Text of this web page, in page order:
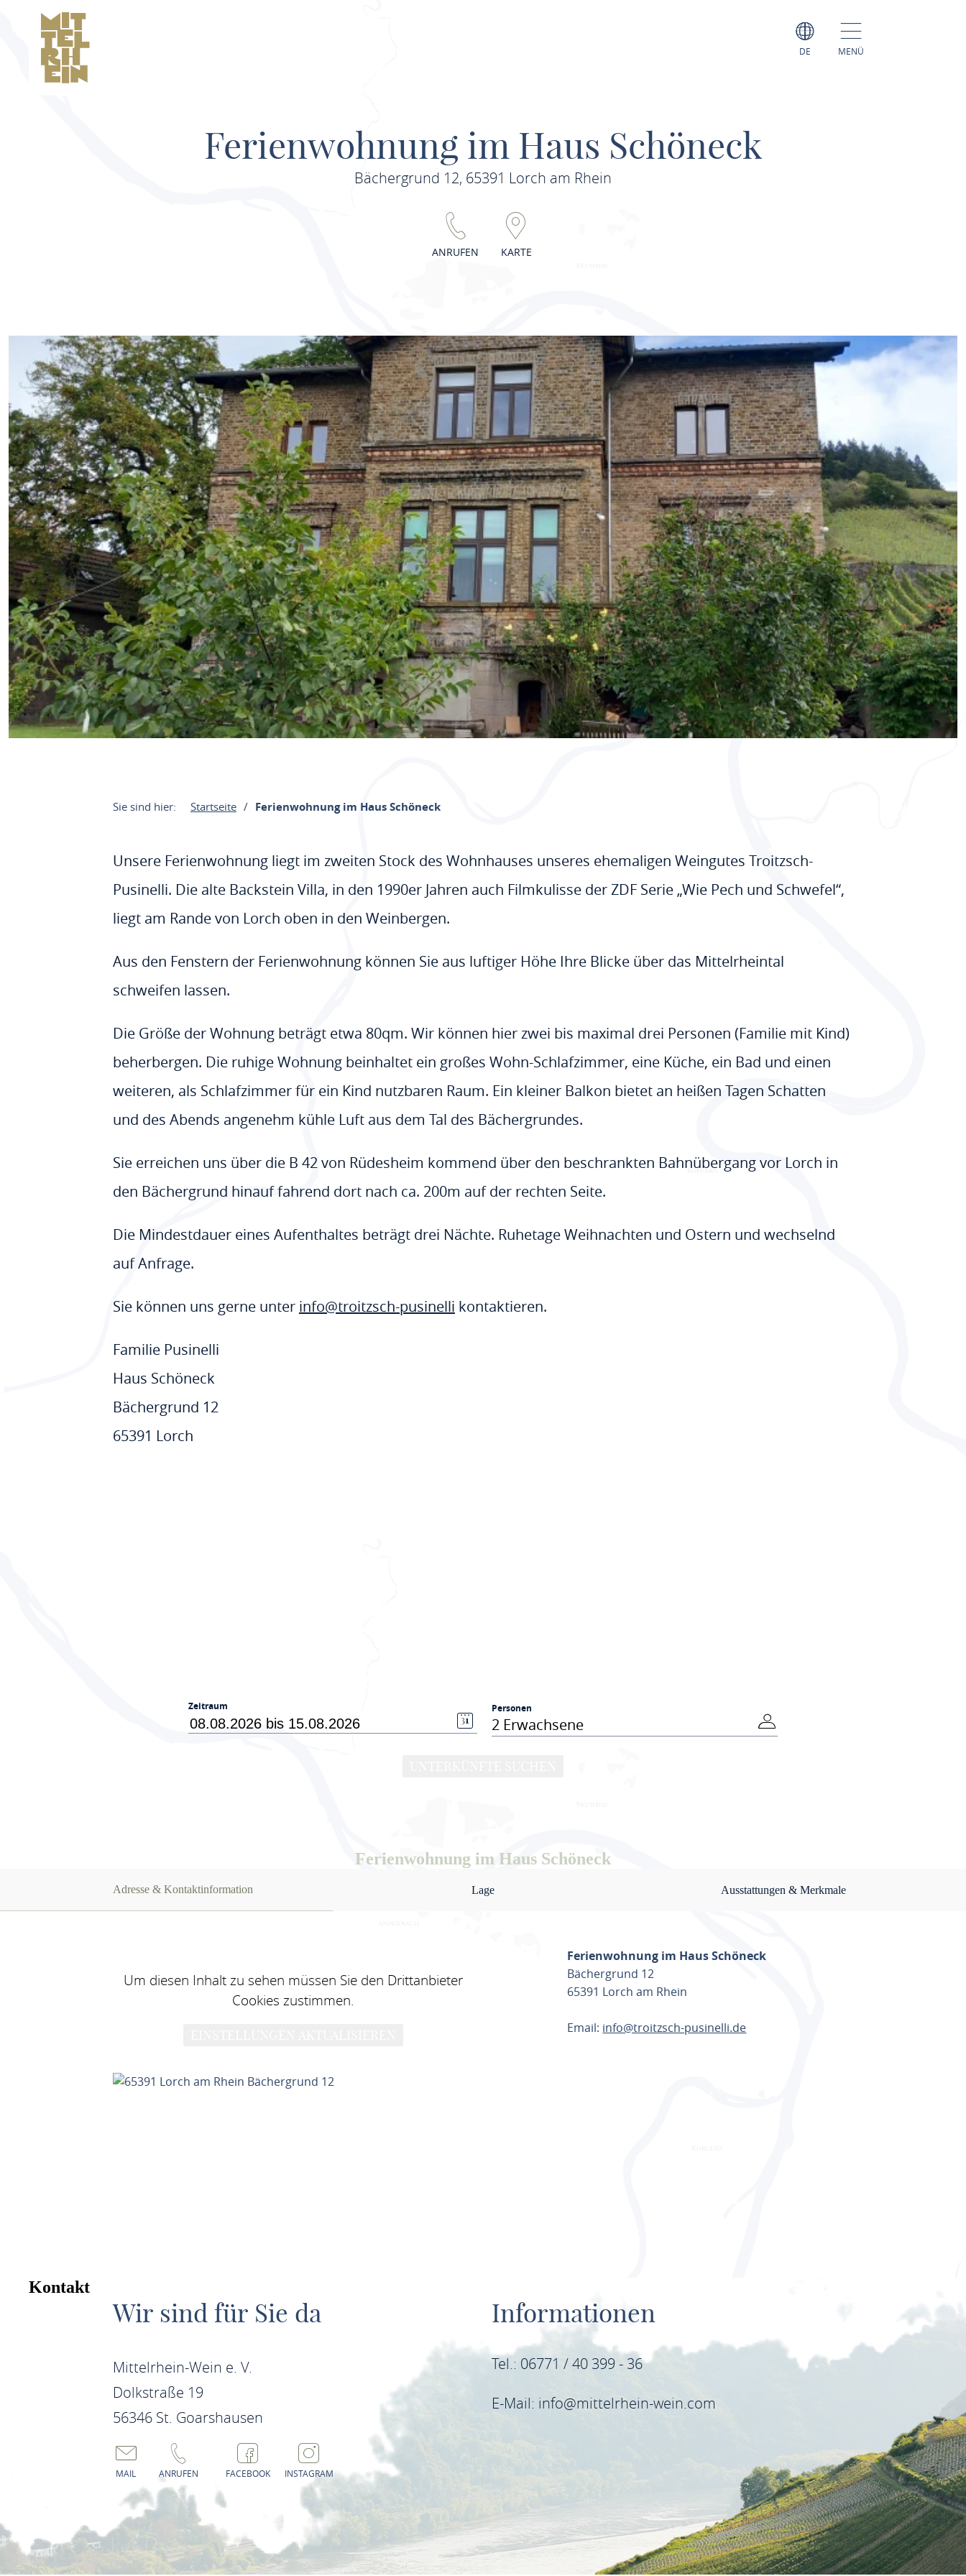
DE MENÜ
Ferienwohnung im Haus Schöneck
Bächergrund 12, 65391 Lorch am Rhein
ANRUFEN KARTE
Sie sind hier: Startseite Ferienwohnung im Haus Schöneck
Unsere Ferienwohnung liegt im zweiten Stock des Wohnhauses unseres ehemaligen Weingutes Troitzsch-
Pusinelli. Die alte Backstein Villa, in den 1990er Jahren auch Filmkulisse der ZDF Serie „Wie Pech und Schwefel“,
liegt am Rande von Lorch oben in den Weinbergen.
Aus den Fenstern der Ferienwohnung können Sie aus luftiger Höhe Ihre Blicke über das Mittelrheintal
schweifen lassen.
Die Größe der Wohnung beträgt etwa 80qm. Wir können hier zwei bis maximal drei Personen (Familie mit Kind)
beherbergen. Die ruhige Wohnung beinhaltet ein großes Wohn-Schlafzimmer, eine Küche, ein Bad und einen
weiteren, als Schlafzimmer für ein Kind nutzbaren Raum. Ein kleiner Balkon bietet an heißen Tagen Schatten
und des Abends angenehm kühle Luft aus dem Tal des Bächergrundes.
Sie erreichen uns über die B 42 von Rüdesheim kommend über den beschrankten Bahnübergang vor Lorch in
den Bächergrund hinauf fahrend dort nach ca. 200m auf der rechten Seite.
Die Mindestdauer eines Aufenthaltes beträgt drei Nächte. Ruhetage Weihnachten und Ostern und wechselnd
auf Anfrage.
Sie können uns gerne unter info@troitzsch-pusinelli kontaktieren.
Familie Pusinelli
Haus Schöneck
Bächergrund 12
65391 Lorch
Zeitraum Personen
2 Erwachsene
Ferienwohnung im Haus Schöneck
Adresse & Kontaktinformation Lage Ausstattungen & Merkmale
Um diesen Inhalt zu sehen müssen Sie den Drittanbieter
Cookies zustimmen.
Ferienwohnung im Haus Schöneck
Bächergrund 12
65391 Lorch am Rhein
Email: info@troitzsch-pusinelli.de
Kontakt
Wir sind für Sie da
Mittelrhein-Wein e. V.
Dolkstraße 19
56346 St. Goarshausen
MAIL ANRUFEN FACEBOOK INSTAGRAM
Informationen
Tel.: 06771 / 40 399 - 36
E-Mail: info@mittelrhein-wein.com